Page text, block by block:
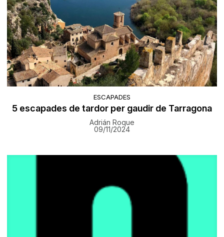
ESCAPADES
5 escapades de tardor per gaudir de Tarragona
Adrián Roque
09/11/2024